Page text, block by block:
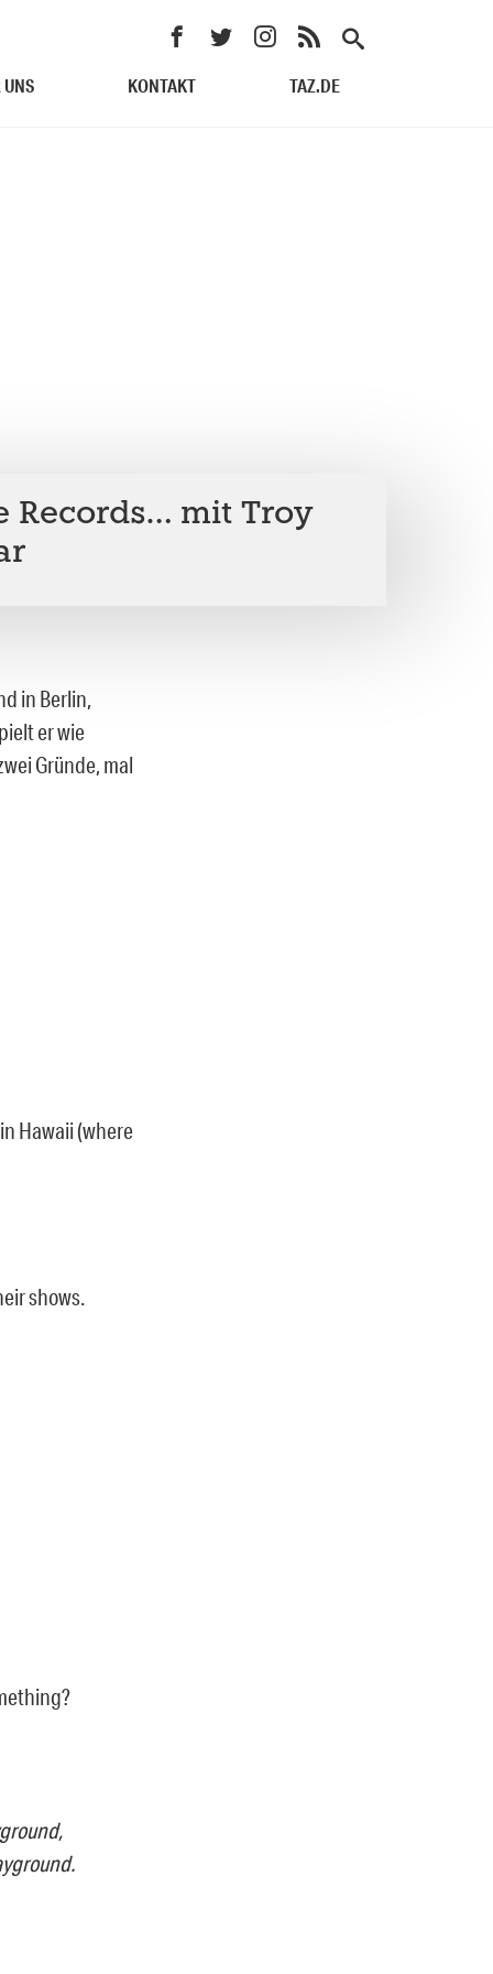
UNS KONTAKT TAZ.DE
Records… mit Troy
in Berlin,
er wie
Gründe, mal
Hawaii (where
shows.